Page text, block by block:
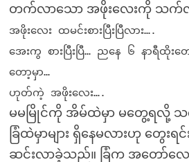
တက်လာသော အဖိုးလေးကို သ
အဖိုးလေး ထမင်းစားပြီးပြီလား….
အေးကွ စားပြီးပြီ… ညနေ ၆ နာရီထို
တော့မှာ…
ဟုတ်ကဲ့ အဖိုးလေး….
မမမြိုင်ကို အိမ်ထဲမှာ မတွေ့ရလို့ သ
ခြံထဲမှာများ ရှိနေမလားဟု တွေး
ဆင်းလာခဲ့သည်။ ခြံက အတော်